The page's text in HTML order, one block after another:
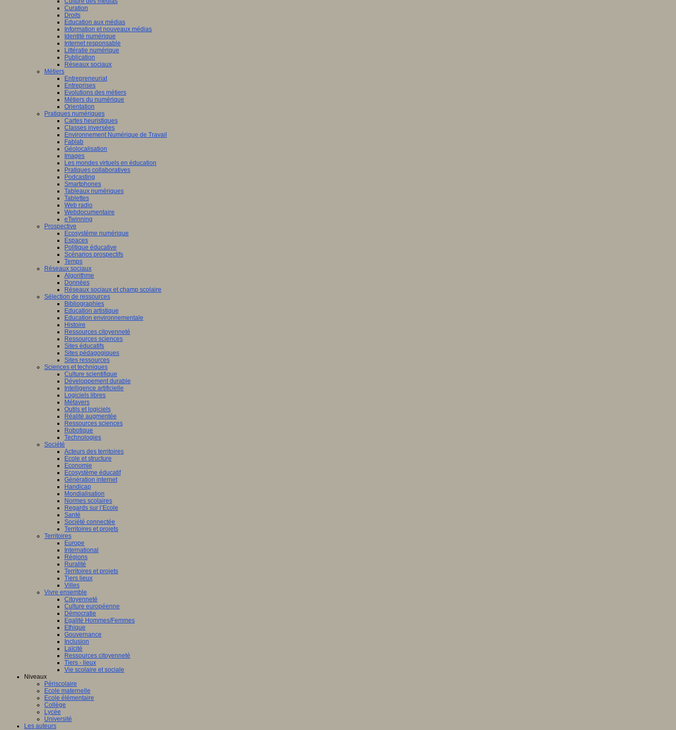
Curation
Droits
Education aux médias
Information et nouveaux médias
Identité numérique
Internet responsable
Littératie numérique
Publication
Réseaux sociaux
Métiers
Entrepreneuriat
Entreprises
Evolutions des métiers
Métiers du numérique
Orientation
Pratiques numériques
Cartes heuristiques
Classes inversées
Environnement Numérique de Travail
Fablab
Géolocalisation
Images
Les mondes virtuels en éducation
Pratiques collaboratives
Podcasting
Smartphones
Tableaux numériques
Tablettes
Web radio
Webdocumentaire
eTwinning
Prospective
Ecosystème numérique
Espaces
Politique éducative
Scénarios prospectifs
Temps
Réseaux sociaux
Algorithme
Données
Réseaux sociaux et champ scolaire
Sélection de ressources
Bibliographies
Education artistique
Education environnementale
Histoire
Ressources citoyenneté
Ressources sciences
Sites éducatifs
Sites pédagogiques
Sites ressources
Sciences et techniques
Culture scientifique
Développement durable
Intelligence artificielle
Logiciels libres
Métavers
Outils et logiciels
Réalité augmentée
Ressources sciences
Robotique
Technologies
Société
Acteurs des territoires
Ecole et structure
Economie
Ecosystème éducatif
Génération internet
Handicap
Mondialisation
Normes scolaires
Regards sur l’Ecole
Santé
Société connectée
Territoires et projets
Territoires
Europe
International
Régions
Ruralité
Territoires et projets
Tiers lieux
Villes
Vivre ensemble
Citoyenneté
Culture européenne
Démocratie
Egalité Hommes/Femmes
Ethique
Gouvernance
Inclusion
Laïcité
Ressources citoyenneté
Tiers - lieux
Vie scolaire et sociale
Niveaux
Périscolaire
Ecole maternelle
Ecole élémentaire
Collège
Lycée
Université
Les auteurs